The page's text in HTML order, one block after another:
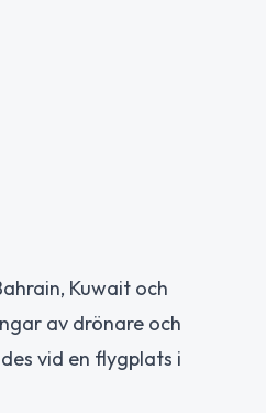
Kuwait och
av drönare och
vid en flygplats i